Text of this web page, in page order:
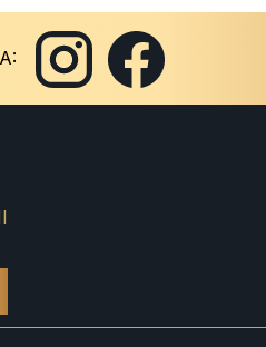
Instagram